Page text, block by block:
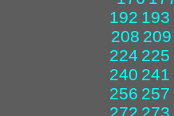
192 193
208 209
224 225
240 241
256 257